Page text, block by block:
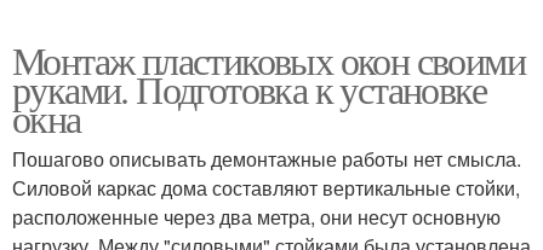
Дом без окосячки Окна в деревянный дом
Монтаж пластиковых окон своими
руками. Подготовка к установке
окна
Пошагово описывать демонтажные работы нет смысла.
Силовой каркас дома составляют вертикальные стойки,
расположенные через два метра, они несут основную